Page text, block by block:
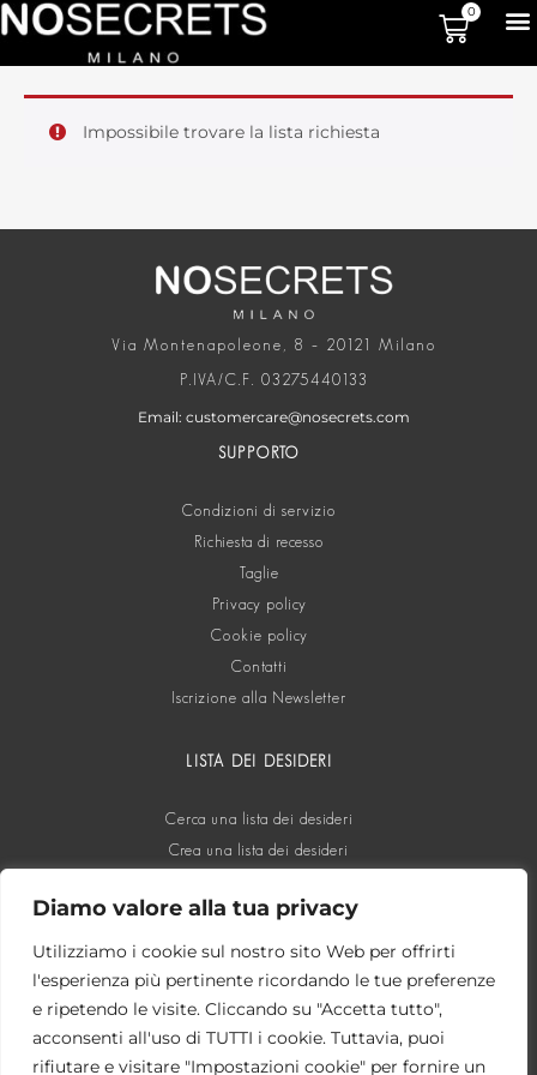
Diamo valore alla tua privacy
Utilizziamo i cookie sul nostro sito Web per offrirti
l'esperienza più pertinente ricordando le tue preferenze
e ripetendo le visite. Cliccando su "Accetta tutto",
acconsenti all'uso di TUTTI i cookie. Tuttavia, puoi
rifiutare e visitare "Impostazioni cookie" per fornire un
0
Impossibile trovare la lista richiesta
Via Montenapoleone, 8 – 20121 Milano
P.IVA/C.F. 03275440133
Email: customercare@nosecrets.com
SUPPORTO
Condizioni di servizio
Richiesta di recesso
Taglie
Privacy policy
Cookie policy
Contatti
Iscrizione alla Newsletter
LISTA DEI DESIDERI
Cerca una lista dei desideri
Crea una lista dei desideri
SOCIAL